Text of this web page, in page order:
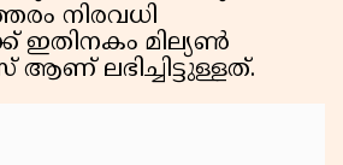
നിരവധി
ഇതിനകം മില്യൺ
ലഭിച്ചിട്ടുള്ളത്.